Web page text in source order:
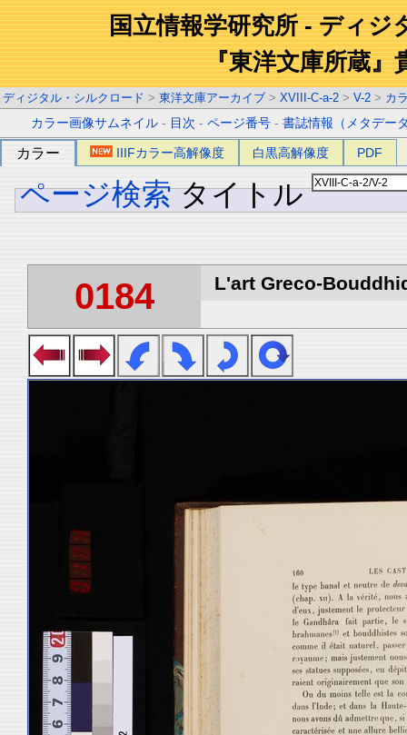
国立情報学研究所 - ディジ
『東洋文庫所蔵』
ディジタル・シルクロード > 東洋文庫アーカイブ > XVIII-C-a-2 > V-2 > カ
カラー画像サムネイル - 目次 -ページ番号 -書誌情報（メタデー
カラー IIIFカラー高解像度 白黒高解像度 PDF
ページ検索 タイトル
0184 L'art Greco-